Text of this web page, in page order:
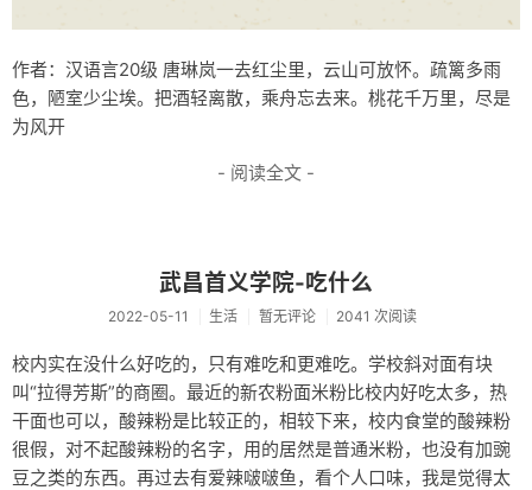
关于/About
作者：汉语言20级 唐琳岚一去红尘里，云山可放怀。疏篱多雨
色，陋室少尘埃。把酒轻离散，乘舟忘去来。桃花千万里，尽是
为风开
- 阅读全文 -
武昌首义学院-吃什么
2022-05-11 生活 暂无评论 2041 次阅读
校内实在没什么好吃的，只有难吃和更难吃。学校斜对面有块
叫“拉得芳斯”的商圈。最近的新农粉面米粉比校内好吃太多，热
干面也可以，酸辣粉是比较正的，相较下来，校内食堂的酸辣粉
很假，对不起酸辣粉的名字，用的居然是普通米粉，也没有加豌
豆之类的东西。再过去有爱辣啵啵鱼，看个人口味，我是觉得太